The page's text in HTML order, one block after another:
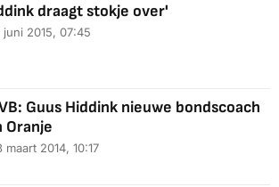
draagt stokje over'
juni 2015, 07:45
Guus Hiddink nieuwe bondscoach
Oranje
maart 2014, 10:17